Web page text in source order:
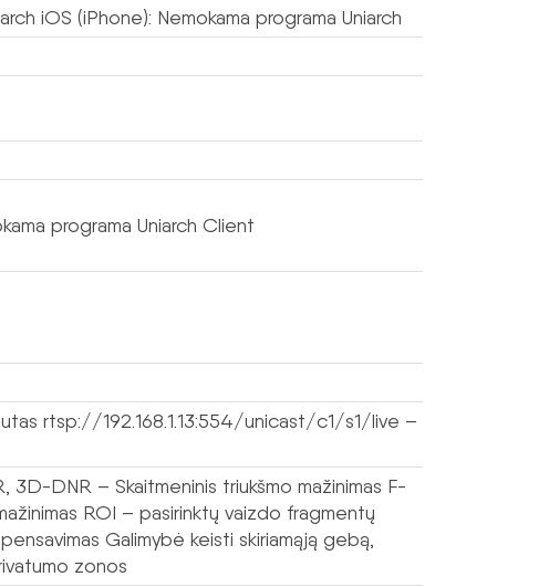
iOS (iPhone): Nemokama programa Uniarch
programa Uniarch Client
rtsp://192.168.1.13:554/unicast/c1/s1/live –
DNR – Skaitmeninis triukšmo mažinimas F-
ROI – pasirinktų vaizdo fragmentų
Galimybė keisti skiriamąją gebą,
zonos